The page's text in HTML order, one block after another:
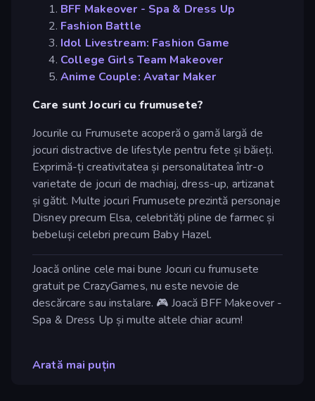
BFF Makeover - Spa & Dress Up
Fashion Battle
Idol Livestream: Fashion Game
College Girls Team Makeover
Anime Couple: Avatar Maker
Care sunt Jocuri cu frumusete?
Jocurile cu Frumusete acoperă o gamă largă de
jocuri distractive de lifestyle pentru fete și băieți.
Exprimă-ți creativitatea și personalitatea într-o
varietate de jocuri de machiaj, dress-up, artizanat
și gătit. Multe jocuri Frumusete prezintă personaje
Disney precum Elsa, celebrități pline de farmec și
bebeluși celebri precum Baby Hazel.
Joacă online cele mai bune Jocuri cu frumusete
gratuit pe CrazyGames, nu este nevoie de
descărcare sau instalare. 🎮 Joacă BFF Makeover -
Spa & Dress Up și multe altele chiar acum!
Arată mai puțin